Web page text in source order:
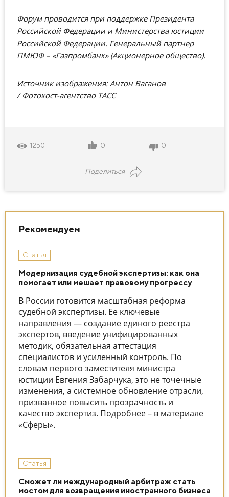
Форум проводится при поддержке Президента
Российской Федерации и Министерства юстиции
Российской Федерации. Генеральный партнер
ПМЮФ – «Газпромбанк» (Акционерное общество).
Источник изображения: Антон Ваганов
/ Фотохост-агентство ТАСС
1250 0 0
Поделиться
Рекомендуем
Статья
Модернизация судебной экспертизы: как она
помогает или мешает правовому прогрессу
В России готовится масштабная реформа
судебной экспертизы. Ее ключевые
направления — создание единого реестра
экспертов, введение унифицированных
методик, обязательная аттестация
специалистов и усиленный контроль. По
словам первого заместителя министра
юстиции Евгения Забарчука, это не точечные
изменения, а системное обновление отрасли,
призванное повысить прозрачность и
качество экспертиз. Подробнее – в материале
«Сферы».
Статья
Сможет ли международный арбитраж стать
мостом для возвращения иностранного бизнеса